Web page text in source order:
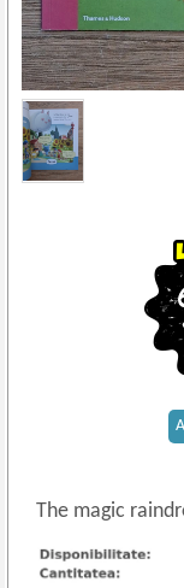
The magic